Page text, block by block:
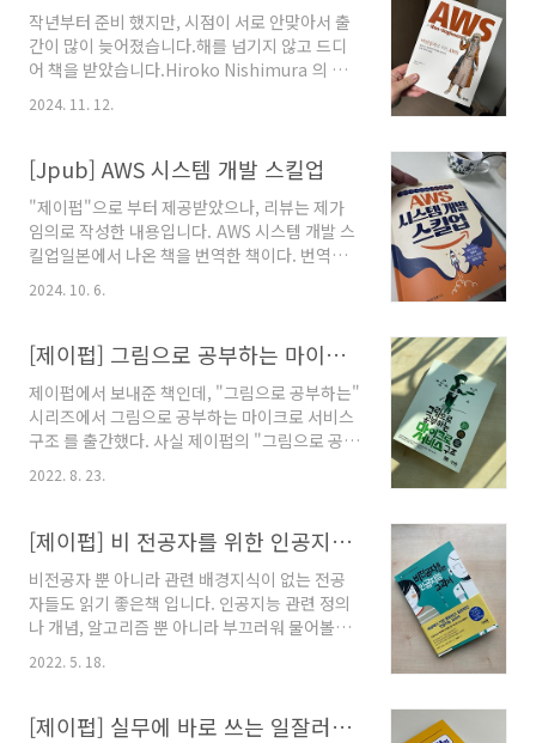
작년부터 준비 했지만, 시점이 서로 안맞아서 출
간이 많이 늦어졌습니다.해를 넘기지 않고 드디
어 책을 받았습니다.Hiroko Nishimura 의 책
[AWS for Non-Engineers]를 번역했습니다.
클라우드 개념부터, EC2, Lambda, S3, RDS 등
지막으로 공인 시험 AWS Cloud Practitioner
(CLF-C02) 를 대응하는 책입니다.번역 과정에서
비전공자도 이해하기 쉽게 옮기려 노력했습니
다.https://www.yes24.com/Product/Goods/134794414 비
전공자를 위한 AWS - 예스24초보자를 위한 친절
한 AWS 가이드 수백만 개의 기업이 문서를 공유
2024. 11. 12.
[Jpub] AWS 시스템 개발 스킬업
"제이펍"으로 부터 제공받았으나, 리뷰는 제가
임의로 작성한 내용입니다. AWS 시스템 개발 스
킬업일본에서 나온 책을 번역한 책이다. 번역은
믿을 수 있는 김모세님.읽으면서 인상 깊었던 몇
가지를 공유해본다."전문 분야별로 팀을 나누면
사가 이렇게 구성되어 있지 않을까? 하나의 팀에
성하려면 인력이 많이 필요하게 된다. 그러면 초
기 개발하는 회사보다는 운영하는 곳에서 어울리
지 않을까? 그런 부분에 대한 부분도 얘기가 나왔
으면 더 좋았을 것 같지만, 충분히 중요한 부분이
계정이고, AWS Account도 계정이라고 부르기..
2024. 10. 6.
[제이펍] 그림으로 공부하는 마이크로 서비스 구조
제이펍에서 보내준 책인데, "그림으로 공부하는"
시리즈에서 그림으로 공부하는 마이크로 서비스
구조 를 출간했다. 사실 제이펍의 "그림으로 공부
하는" 시리즈의 다른 책들도, 이미 충분히 좋은
책이었기에 기대하게 됐다. 모놀리식 의 기반의
로 전환하는 곳들이 많은데, 개념이나 내용을 아
에 모르고 읽어도 쉽게 읽을 수 있도록 구성되어
있다. MSA를 하고자 한다면 반드시 알아야할, 클
라우드, 컨테이너, 배포(CI/CD)에 대해서도 가볍
게 읽을 수 있도록 되어있다.
http://www.yes24.com/Product/Goods/111090165
‘마이크로서비스’의 핵심을 ..
2022. 8. 23.
[제이펍] 비 전공자를 위한 인공지능 교과서
비전공자 뿐 아니라 관련 배경지식이 없는 전공
자들도 읽기 좋은책 입니다. 인공지능 관련 정의
나 개념, 알고리즘 뿐 아니라 부끄러워 물어볼수
고 너무 가볍게 쓰여있지도 않고 자율성이라던지
아 쉽게 훑어볼수 있어서 추천합니다.
2022. 5. 18.
[제이펍] 실무에 바로 쓰는 일잘러의 보고서 작성법 - 공돌이의 필수 도서